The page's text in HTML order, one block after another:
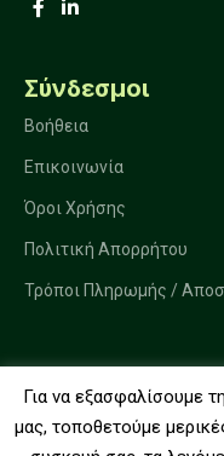
Σύνδεσμοι
Βοήθεια
Επικοινωνία
Όροι Χρήσης
Πολιτική Απορρήτου
Τρόποι Πληρωμής /
2025.
Για να εξασφαλίσουμε
μας, τοποθετούμε